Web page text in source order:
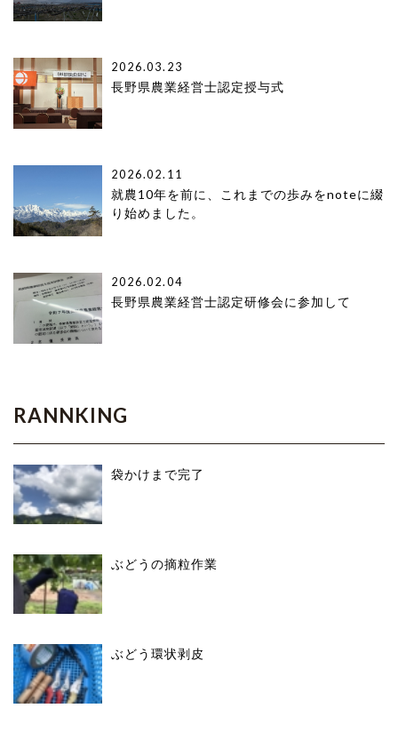
2026.03.23
長野県農業経営士認定授与式
2026.02.11
就農10年を前に、これまでの歩みをnoteに綴
り始めました。
2026.02.04
長野県農業経営士認定研修会に参加して
RANNKING
袋かけまで完了
ぶどうの摘粒作業
ぶどう環状剥皮